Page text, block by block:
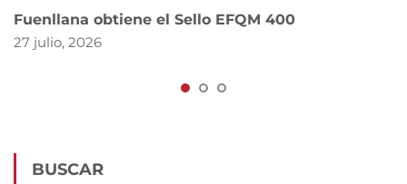
Fuenllana obtiene el Sello EFQM 400
27 julio, 2026
BUSCAR